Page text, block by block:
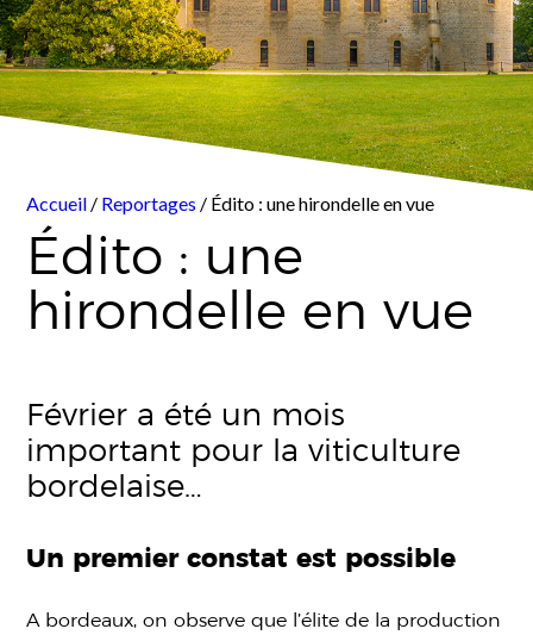
Accueil / Reportages / Édito : une hirondelle en vue
Édito : une
hirondelle en vue
Février a été un mois
important pour la viticulture
bordelaise…
Un premier constat est possible
A bordeaux, on observe que l’élite de la production